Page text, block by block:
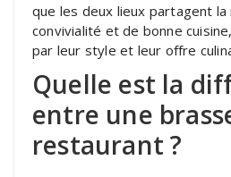
que les deux lieux partagent
convivialité et de bonne
par leur style et leur offre
Quelle est la
entre une
restaurant ?